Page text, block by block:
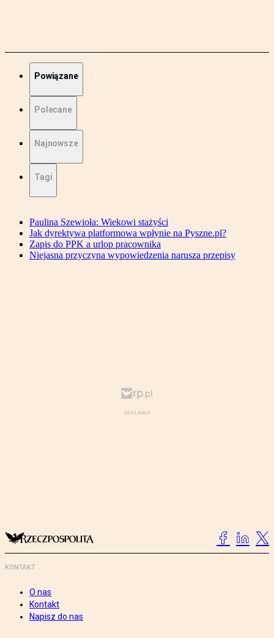
Powiązane
Polecane
Najnowsze
Tagi
Paulina Szewioła: Wiekowi stażyści
Jak dyrektywa platformowa wpłynie na Pyszne.pl?
Zapis do PPK a urlop pracownika
Niejasna przyczyna wypowiedzenia narusza przepisy
KONTAKT
O nas
Kontakt
Napisz do nas